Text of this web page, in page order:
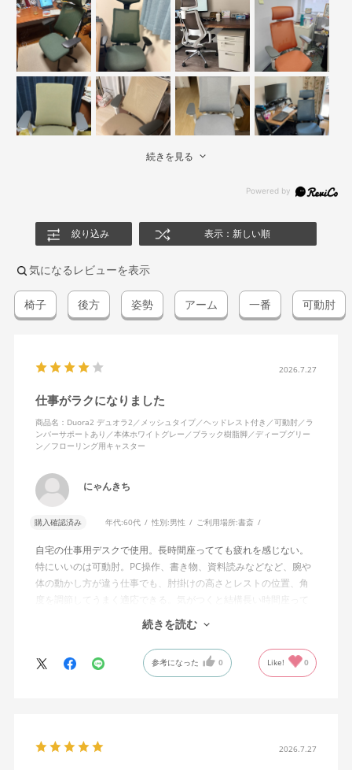
続きを見る
絞り込み 表示：新しい順
気になるレビューを表示
椅子 後方 姿勢 アーム 一番 可動肘
2026.7.27
仕事がラクになりました
商品名：Duora2 デュオラ2／メッシュタイプ／ヘッドレスト付き／可動肘／ラ
ンバーサポートあり／本体ホワイトグレー／ブラック樹脂脚／ディープグリー
ン／フローリング用キャスター
にゃんきち
購入確認済み 年代:60代 性別:男性 ご利用場所:書斎
自宅の仕事用デスクで使用。長時間座ってても疲れを感じない。
特にいいのは可動肘。PC操作、書き物、資料読みなどなど、腕や
体の動かし方が違う仕事でも、肘掛けの高さとレストの位置、角
度を調節してうまく適応できる。気がつくと結構長い時間座って
ランバーサポートは思ったよりやさしいサポート。従来使ってい
た骨盤サポートチェアよりも支える感じは緩やかだが、姿勢の崩
の夏の暑さを考えてメッシュを選んで正解。暑気が上がる2階の仕
続きを読む
参考になった 0 Like! 0
2026.7.27